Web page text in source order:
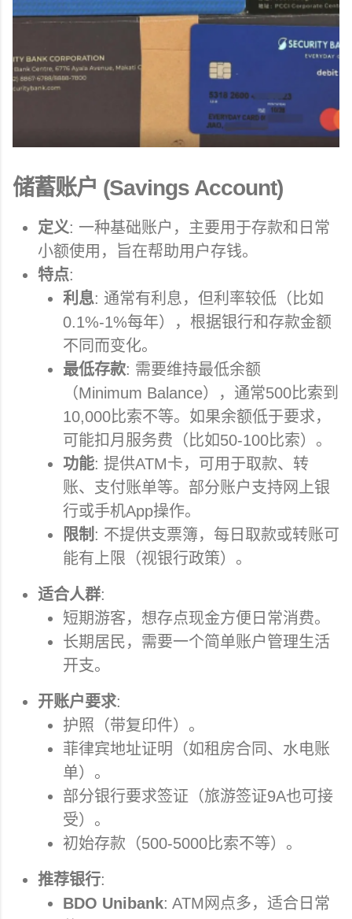
储蓄账户 (Savings Account)
定义: 一种基础账户，主要用于存款和日常
小额使用，旨在帮助用户存钱。
特点:
利息: 通常有利息，但利率较低（比如
0.1%-1%每年），根据银行和存款金额
不同而变化。
最低存款: 需要维持最低余额
（Minimum Balance），通常500比索到
10,000比索不等。如果余额低于要求，
可能扣月服务费（比如50-100比索）。
功能: 提供ATM卡，可用于取款、转
账、支付账单等。部分账户支持网上银
行或手机App操作。
限制 : 不提供支票簿，每日取款或转账可
能有上限（视银行政策）。
适合人群:
短期游客，想存点现金方便日常消费。
长期居民，需要一个简单账户管理生活
开支。
开账户要求:
护照（带复印件）。
菲律宾地址证明（如租房合同、水电账
单）。
部分银行要求签证（旅游签证9A也可接
受）。
初始存款（500-5000比索不等）。
推荐银行:
BDO Unibank: ATM网点多，适合日常